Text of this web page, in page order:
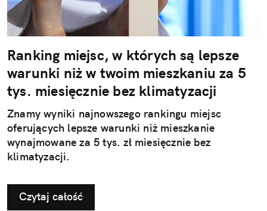
Ranking miejsc, w których są lepsze
warunki niż w twoim mieszkaniu za 5
tys. miesięcznie bez klimatyzacji
Znamy wyniki najnowszego rankingu miejsc
oferujących lepsze warunki niż mieszkanie
wynajmowane za 5 tys. zł miesięcznie bez
klimatyzacji.
Czytaj całość